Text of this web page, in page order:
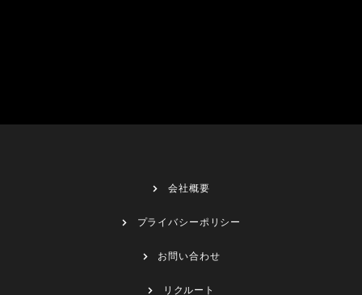
会社概要
プライバシーポリシー
お問い合わせ
リクルート